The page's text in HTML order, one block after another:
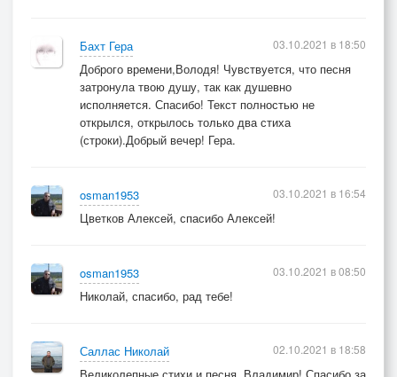
Бахт Гера
Доброго времени,Володя! Чувствуется, что песня
затронула твою душу, так как душевно
исполняется. Спасибо! Текст полностью не
открылся, открылось только два стиха
(строки).Добрый вечер! Гера.
03.10.2021 в 18:50
osman1953
Цветков Алексей, спасибо Алексей!
03.10.2021 в 16:54
osman1953
Николай, спасибо, рад тебе!
03.10.2021 в 08:50
Саллас Николай
02.10.2021 в 18:58